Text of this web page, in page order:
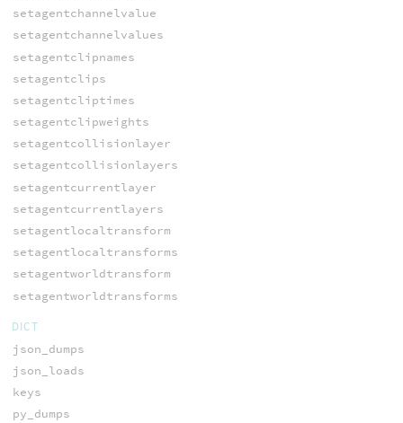
setagentchannelvalue
setagentchannelvalues
setagentclipnames
setagentclips
setagentcliptimes
setagentclipweights
setagentcollisionlayer
setagentcollisionlayers
setagentcurrentlayer
setagentcurrentlayers
setagentlocaltransform
setagentlocaltransforms
setagentworldtransform
setagentworldtransforms
DICT
json_dumps
json_loads
keys
py_dumps